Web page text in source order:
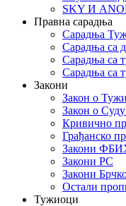
SKY И
Правна сарадња
Сарадња
Сарадња са
Сарадња са
Сарадња са
Закони
Закон о
Закон о
Кривично
Грађанско
Закони
Закони РС
Закони
Остали
Тужиоци